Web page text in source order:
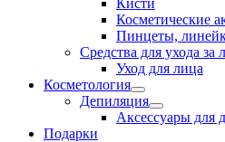
Кисти
Косметические
Пинцеты,
Средства для ухода за
Уход для лица
Косметология
Депиляция
Аксессуары для
Подарки